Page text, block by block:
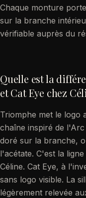
Chaque monture
sur la branche
vérifiable auprès du
Quelle est la
et Cat Eye chez
Triomphe met le logo
chaîne inspiré de
doré sur la branche,
l'acétate. C'est la
Céline. Cat Eye, à
sans logo visible. La
légèrement relevée